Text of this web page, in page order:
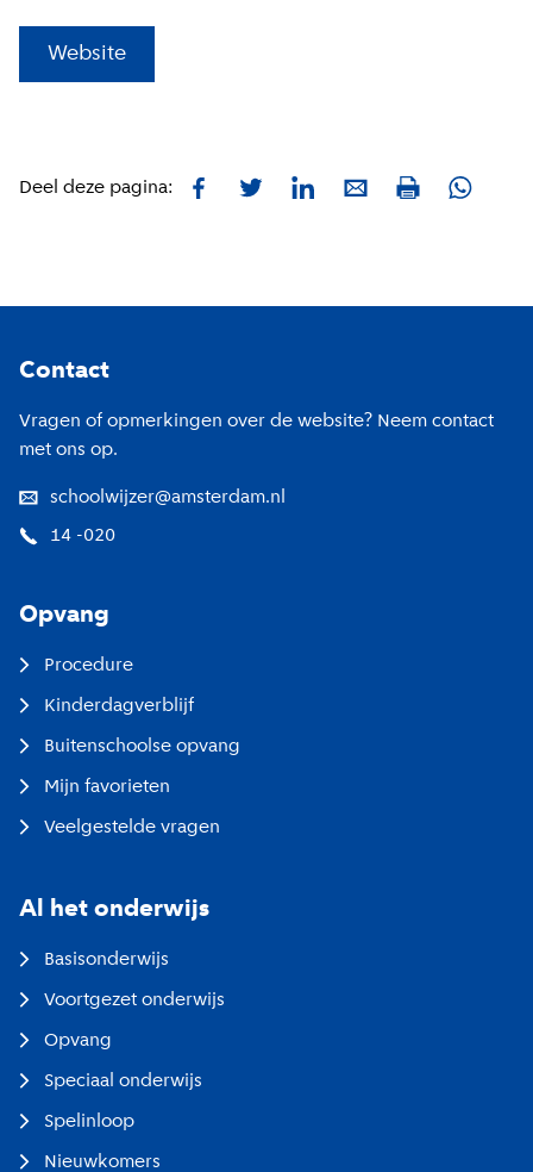
Website
Deel deze pagina: FacebookTwitterLinkedInE-mailPrint
Contact
Vragen of opmerkingen over de website? Neem contact
met ons op.
schoolwijzer@amsterdam.nl
14 -020
Opvang
Procedure
Kinderdagverblijf
Buitenschoolse opvang
Mijn favorieten
Veelgestelde vragen
Al het onderwijs
Basisonderwijs
Voortgezet onderwijs
Opvang
Speciaal onderwijs
Spelinloop
Nieuwkomers